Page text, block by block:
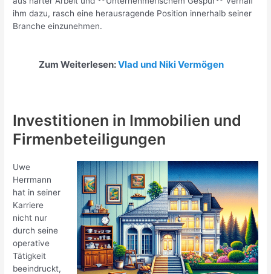
ihm dazu, rasch eine herausragende Position innerhalb seiner
Branche einzunehmen.
Zum Weiterlesen:Vlad und Niki Vermögen
Investitionen in Immobilien und
Firmenbeteiligungen
Uwe
Herrmann
hat in seiner
Karriere
nicht nur
durch seine
operative
Tätigkeit
beeindruckt,